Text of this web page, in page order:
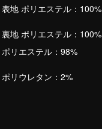
表地 ポリエステル：100%
裏地 ポリエステル：100%
ポリエステル：98%
ポリウレタン：2%